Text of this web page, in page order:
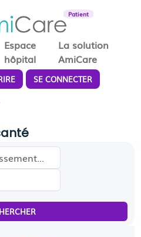
Patient
Espace
hôpital
La solution
AmiCare
SE CONNECTER